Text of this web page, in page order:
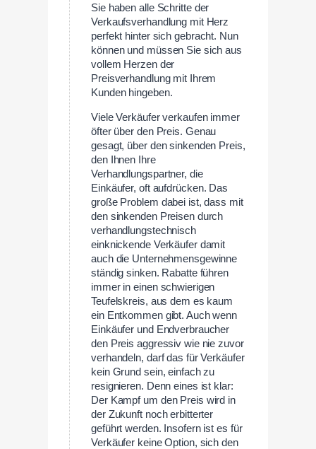
Sie haben alle Schritte der
Verkaufsverhandlung mit Herz
perfekt hinter sich gebracht. Nun
können und müssen Sie sich aus
vollem Herzen der
Preisverhandlung mit Ihrem
Kunden hingeben.
Viele Verkäufer verkaufen immer
öfter über den Preis. Genau
gesagt, über den sinkenden Preis,
den Ihnen Ihre
Verhandlungspartner, die
Einkäufer, oft aufdrücken. Das
große Problem dabei ist, dass mit
den sinkenden Preisen durch
verhandlungstechnisch
einknickende Verkäufer damit
auch die Unternehmensgewinne
ständig sinken. Rabatte führen
immer in einen schwierigen
Teufelskreis, aus dem es kaum
ein Entkommen gibt. Auch wenn
Einkäufer und Endverbraucher
den Preis aggressiv wie nie zuvor
verhandeln, darf das für Verkäufer
kein Grund sein, einfach zu
resignieren. Denn eines ist klar:
Der Kampf um den Preis wird in
der Zukunft noch erbitterter
geführt werden. Insofern ist es für
Verkäufer keine Option, sich den